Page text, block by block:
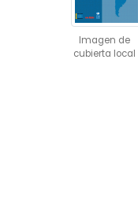
Imagen de
cubierta local